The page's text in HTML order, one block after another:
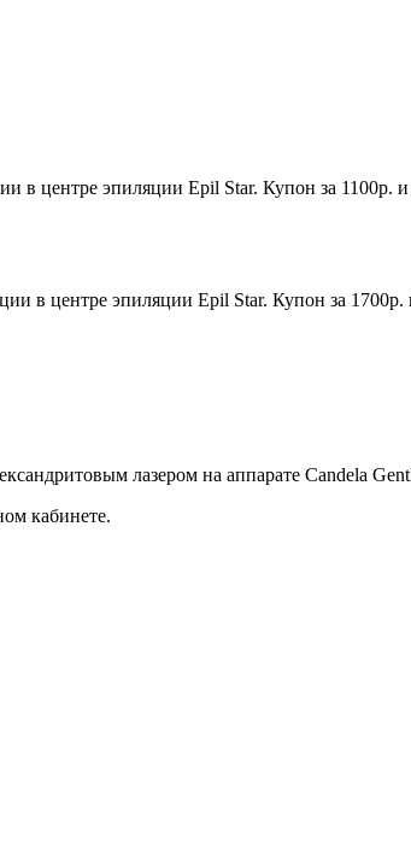
в центре эпиляции Epil Star. Купон за 1100р.
в центре эпиляции Epil Star. Купон за
лазером на аппарате Candela
кабинете.